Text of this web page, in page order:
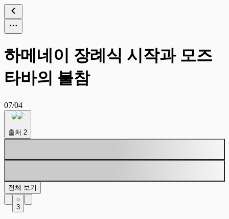
하메네이 장례식 시작과 모즈
타바의 불참
07/04
출처 2
전체 보기
3